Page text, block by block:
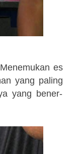
es
yang paling
yang bener-